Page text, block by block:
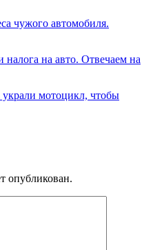
чужого автомобиля.
налога на авто. Отвечаем на
украли мотоцикл, чтобы
опубликован.